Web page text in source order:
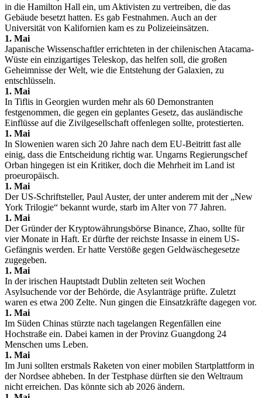
in die Hamilton Hall ein, um Aktivisten zu vertreiben, die das
Gebäude besetzt hatten. Es gab Festnahmen. Auch an der
Universität von Kalifornien kam es zu Polizeieinsätzen.
1. Mai
Japanische Wissenschaftler errichteten in der chilenischen Atacama-
Wüste ein einzigartiges Teleskop, das helfen soll, die großen
Geheimnisse der Welt, wie die Entstehung der Galaxien, zu
entschlüsseln.
1. Mai
In Tiflis in Georgien wurden mehr als 60 Demonstranten
festgenommen, die gegen ein geplantes Gesetz, das ausländische
Einflüsse auf die Zivilgesellschaft offenlegen sollte, protestierten.
1. Mai
In Slowenien waren sich 20 Jahre nach dem EU-Beitritt fast alle
einig, dass die Entscheidung richtig war. Ungarns Regierungschef
Orban hingegen ist ein Kritiker, doch die Mehrheit im Land ist
proeuropäisch.
1. Mai
Der US-Schriftsteller, Paul Auster, der unter anderem mit der „New
York Trilogie“ bekannt wurde, starb im Alter von 77 Jahren.
1. Mai
Der Gründer der Kryptowährungsbörse Binance, Zhao, sollte für
vier Monate in Haft. Er dürfte der reichste Insasse in einem US-
Gefängnis werden. Er hatte Verstöße gegen Geldwäschegesetze
zugegeben.
1. Mai
In der irischen Hauptstadt Dublin zelteten seit Wochen
Asylsuchende vor der Behörde, die Asylanträge prüfte. Zuletzt
waren es etwa 200 Zelte. Nun gingen die Einsatzkräfte dagegen vor.
1. Mai
Im Süden Chinas stürzte nach tagelangen Regenfällen eine
Hochstraße ein. Dabei kamen in der Provinz Guangdong 24
Menschen ums Leben.
1. Mai
Im Juni sollten erstmals Raketen von einer mobilen Startplattform in
der Nordsee abheben. In der Testphase dürften sie den Weltraum
nicht erreichen. Das könnte sich ab 2026 ändern.